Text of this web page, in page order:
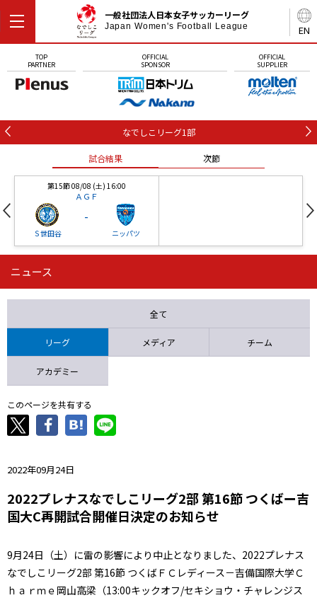
EN
一般社団法人日本女子サッカーリーグ
Japan Women's Football League
TOP
PARTNER
OFFICIAL
SPONSOR
OFFICIAL
SUPPLIER
なでしこリーグ1部
試合結果 次節
第15節 08/08 (土) 16:00
ＡＧＦ
Ｓ世田谷
-
ニッパツ
第16節 09/05 (土) 15:00
ニッパツ 石人の星
ニュース
全て
リーグ メディア チーム
アカデミー
このページを共有する
2022年09月24日
2022プレナスなでしこリーグ2部 第16節 つくばー吉
国大C再開試合開催日決定のお知らせ
9月24日（土）に雷の影響により中止となりました、2022プレナス
なでしこリーグ2部 第16節 つくばＦＣレディース－吉備国際大学Ｃ
ｈａｒｍｅ岡山高梁（13:00キックオフ/セキショウ・チャレンジス